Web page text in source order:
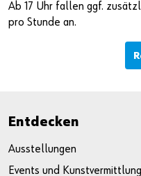
Ab 17 Uhr fallen ggf.
pro Stunde an.
Entdecken
Ausstellungen
Events und Kunstvermittlung